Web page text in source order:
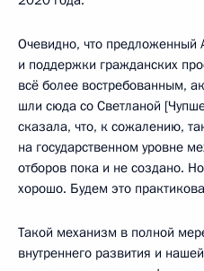
Очевидно, что предложенный
и поддержки гражданских
всё более востребованным,
шли сюда со Светланой
сказала, что, к сожалению,
на государственном уровне
отборов пока и не создано.
хорошо. Будем это
Такой механизм в полной
внутреннего развития и